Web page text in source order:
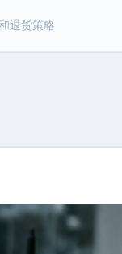
退货策略